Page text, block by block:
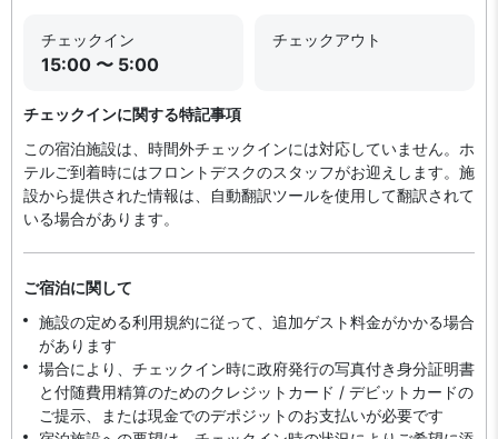
チェックイン
15:00 〜 5:00
チェックアウト
チェックインに関する特記事項
この宿泊施設は、時間外チェックインには対応していません。ホ
テルご到着時にはフロントデスクのスタッフがお迎えします。施
設から提供された情報は、自動翻訳ツールを使用して翻訳されて
いる場合があります。
ご宿泊に関して
施設の定める利用規約に従って、追加ゲスト料金がかかる場合
があります
場合により、チェックイン時に政府発行の写真付き身分証明書
と付随費用精算のためのクレジットカード / デビットカードの
ご提示、または現金でのデポジットのお支払いが必要です